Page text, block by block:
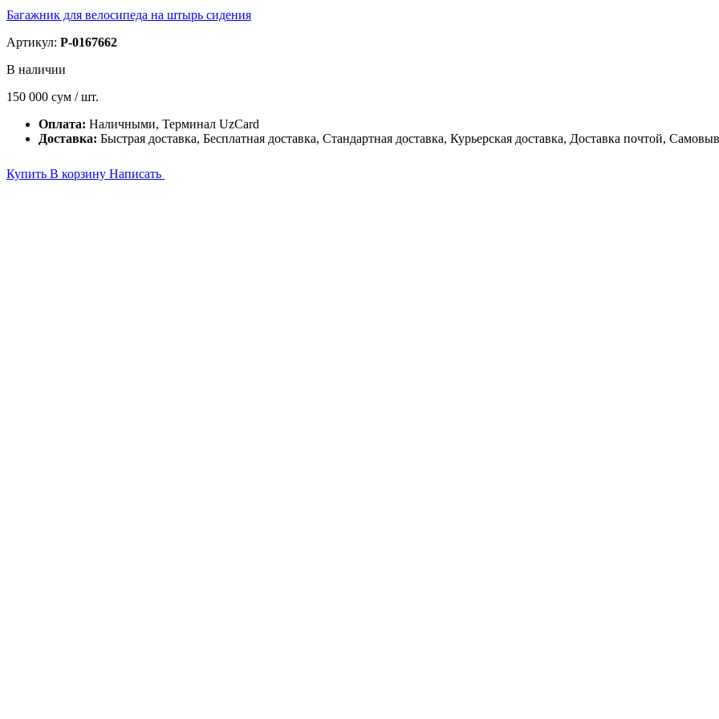
Багажник для велосипеда на штырь сидения
Артикул: P-0167662
В наличии
150 000 сум / шт.
Оплата: Наличными, Терминал UzCard
Доставка: Быстрая доставка, Бесплатная доставка, Стандартная доставка, Курьерская доставка, Доставка почтой,
Купить В корзину Написать